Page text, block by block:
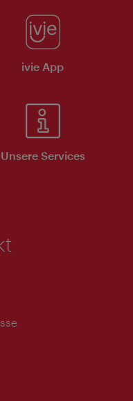
ivie App
Unsere Services